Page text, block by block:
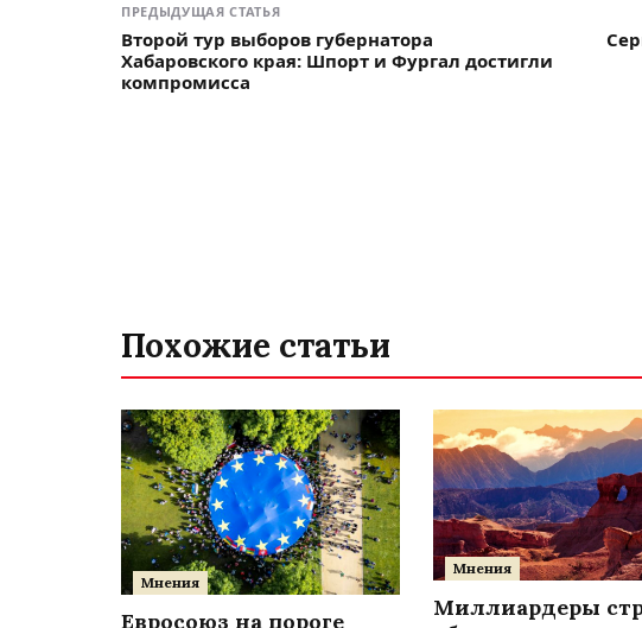
ПРЕДЫДУЩАЯ СТАТЬЯ
Второй тур выборов губернатора
Хабаровского края: Шпорт и Фургал достигли
компромисса
Похожие статьи
Мнения
Евросоюз на пороге
Мнения
Миллиардеры